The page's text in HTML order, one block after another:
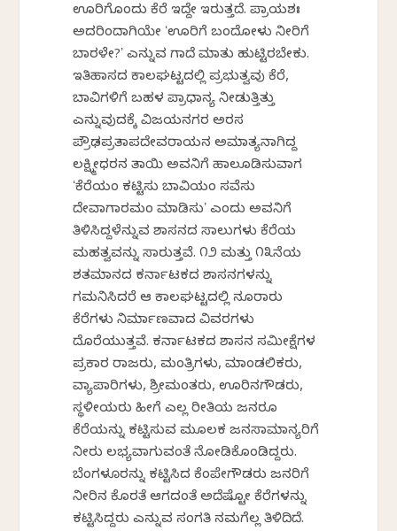
ಊರಿಗೊಂದು ಕೆರೆ ಇದ್ದೇ ಇರುತ್ತದೆ. ಪ್ರಾಯಶಃ
ಅದರಿಂದಾಗಿಯೇ ʻಊರಿಗೆ ಬಂದೋಳು ನೀರಿಗೆ
ಬಾರಳೇ?ʼ ಎನ್ನುವ ಗಾದೆ ಮಾತು ಹುಟ್ಟಿರಬೇಕು.
ಇತಿಹಾಸದ ಕಾಲಘಟ್ಟದಲ್ಲಿ ಪ್ರಭುತ್ವವು ಕೆರೆ,
ಬಾವಿಗಳಿಗೆ ಬಹಳ ಪ್ರಾಧಾನ್ಯ ನೀಡುತ್ತಿತ್ತು
ಎನ್ನುವುದಕ್ಕೆ ವಿಜಯನಗರ ಅರಸ
ಪ್ರೌಢಪ್ರತಾಪದೇವರಾಯನ ಅಮಾತ್ಯನಾಗಿದ್ದ
ಲಕ್ಷ್ಮೀಧರನ ತಾಯಿ ಅವನಿಗೆ ಹಾಲೂಡಿಸುವಾಗ
ʻಕೆರೆಯಂ ಕಟ್ಟಿಸು ಬಾವಿಯಂ ಸವೆಸು
ದೇವಾಗಾರಮಂ ಮಾಡಿಸುʼ ಎಂದು ಅವನಿಗೆ
ತಿಳಿಸಿದ್ದಳೆನ್ನುವ ಶಾಸನದ ಸಾಲುಗಳು ಕೆರೆಯ
ಮಹತ್ವವನ್ನು ಸಾರುತ್ತವೆ. ೧೨ ಮತ್ತು ೧೩ನೆಯ
ಶತಮಾನದ ಕರ್ನಾಟಕದ ಶಾಸನಗಳನ್ನು
ಗಮನಿಸಿದರೆ ಆ ಕಾಲಘಟ್ಟದಲ್ಲಿ ನೂರಾರು
ಕೆರೆಗಳು ನಿರ್ಮಾಣವಾದ ವಿವರಗಳು
ದೊರೆಯುತ್ತವೆ. ಕರ್ನಾಟಕದ ಶಾಸನ ಸಮೀಕ್ಷೆಗಳ
ಪ್ರಕಾರ ರಾಜರು, ಮಂತ್ರಿಗಳು, ಮಾಂಡಲಿಕರು,
ವ್ಯಾಪಾರಿಗಳು, ಶ್ರೀಮಂತರು, ಊರಿನಗೌಡರು,
ಸ್ಥಳೀಯರು ಹೀಗೆ ಎಲ್ಲ ರೀತಿಯ ಜನರೂ
ಕೆರೆಯನ್ನು ಕಟ್ಟಿಸುವ ಮೂಲಕ ಜನಸಾಮಾನ್ಯರಿಗೆ
ನೀರು ಲಭ್ಯವಾಗುವಂತೆ ನೋಡಿಕೊಂಡಿದ್ದರು.
ಬೆಂಗಳೂರನ್ನು ಕಟ್ಟಿಸಿದ ಕೆಂಪೇಗೌಡರು ಜನರಿಗೆ
ನೀರಿನ ಕೊರತೆ ಆಗದಂತೆ ಅದೆಷ್ಟೋ ಕೆರೆಗಳನ್ನು
ಕಟ್ಟಿಸಿದ್ದರು ಎನ್ನುವ ಸಂಗತಿ ನಮಗೆಲ್ಲ ತಿಳಿದಿದೆ.